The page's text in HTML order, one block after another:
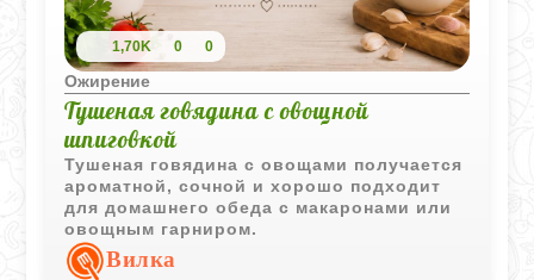
1,70K 0 0
Ожирение
Тушеная говядина с овощной
шпиговкой
Тушеная говядина с овощами получается
ароматной, сочной и хорошо подходит
для домашнего обеда с макаронами или
овощным гарниром.
Вилка